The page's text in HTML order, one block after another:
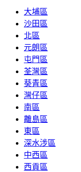
大埔區
沙田區
北區
元朗區
屯門區
荃灣區
葵青區
灣仔區
南區
離島區
東區
深水涉區
中西區
西貢區